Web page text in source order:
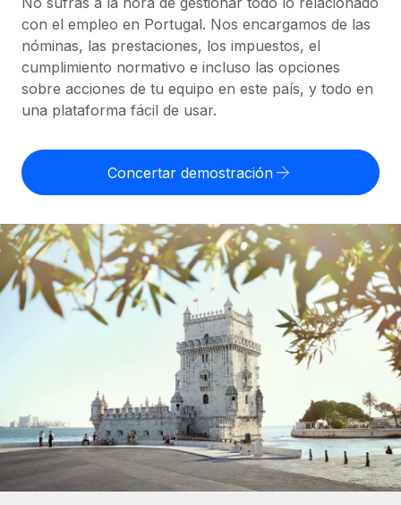
Gestiona las nóminas de forma sencilla y conforme a la
legalidad.
Employer of Record
Expándete en todo el mundo sin gastar en entidades.
cumpliendo la normativa.
Integra y gestiona a autónomos globalmente.
PEO
Externaliza tareas laborales complejas.
Conexión Remote
Integra los RR. HH. en tus flujos de trabajo sin
complicaciones.
Plataforma
Funciones esenciales de RR. HH. integradas para tu
COBERTURA MUNDIAL
Explorador de países
Consulta el soporte del empleo global según el país.
Explorador estatal de EE. UU.
Simplifica la contratación en todos los estados de EE.
Comparador de Remote
Compáranos con otras empresas.
ETAPAS DE CRECIMIENTO
Startups
Soluciones ágiles de RR. HH. globales y nóminas para
empresas en crecimiento.
Amplía tu equipo con soluciones de RR. HH.
personalizadas.
Empresa
RR. HH. globales para grandes empresas.
Recursos
HERRAMIENTAS Y CALCULADORAS
Calculadora del riesgo de clasificación errónea
Consulta el riesgo de clasificación errónea por país.
cualquier país.
Descubre opciones de divisas y tiempos de pago para
autónomos globales.
APRENDIZAJE CON REMOTE
Glosario de RR. HH.
Listas de verificación y plantillas
Biblioteca de descripciones de puestos
Precios
English
Nederlands
Français
Deutsch
Português (Portugal)
con el empleo en Portugal. Nos encargamos de las
nóminas, las prestaciones, los impuestos, el
cumplimiento normativo e incluso las opciones
sobre acciones de tu equipo en este país, y todo en
una plataforma fácil de usar.
Concertar demostración